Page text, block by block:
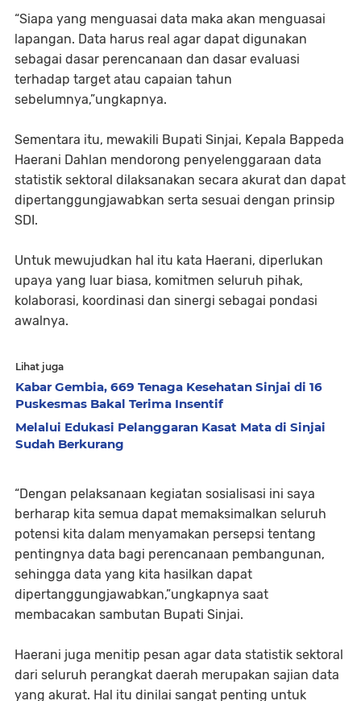
“Siapa yang menguasai data maka akan menguasai
lapangan. Data harus real agar dapat digunakan
sebagai dasar perencanaan dan dasar evaluasi
terhadap target atau capaian tahun
sebelumnya,”ungkapnya.
Sementara itu, mewakili Bupati Sinjai, Kepala Bappeda
Haerani Dahlan mendorong penyelenggaraan data
statistik sektoral dilaksanakan secara akurat dan dapat
dipertanggungjawabkan serta sesuai dengan prinsip
SDI.
Untuk mewujudkan hal itu kata Haerani, diperlukan
upaya yang luar biasa, komitmen seluruh pihak,
kolaborasi, koordinasi dan sinergi sebagai pondasi
awalnya.
Lihat juga
Kabar Gembia, 669 Tenaga Kesehatan Sinjai di 16
Puskesmas Bakal Terima Insentif
Melalui Edukasi Pelanggaran Kasat Mata di Sinjai
Sudah Berkurang
“Dengan pelaksanaan kegiatan sosialisasi ini saya
berharap kita semua dapat memaksimalkan seluruh
potensi kita dalam menyamakan persepsi tentang
pentingnya data bagi perencanaan pembangunan,
sehingga data yang kita hasilkan dapat
dipertanggungjawabkan,”ungkapnya saat
membacakan sambutan Bupati Sinjai.
Haerani juga menitip pesan agar data statistik sektoral
dari seluruh perangkat daerah merupakan sajian data
yang akurat. Hal itu dinilai sangat penting untuk